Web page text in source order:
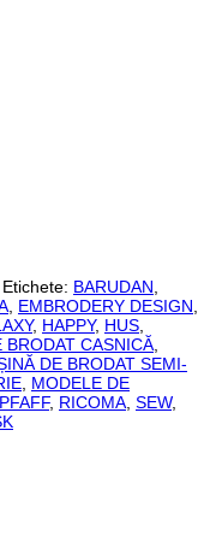
Etichete: BARUDAN
EMBRODERY DESIGN
, HAPPY, HUS
BRODAT CASNICĂ
DE BRODAT SEMI-
MODELE DE
PFAFF, RICOMA SEW,